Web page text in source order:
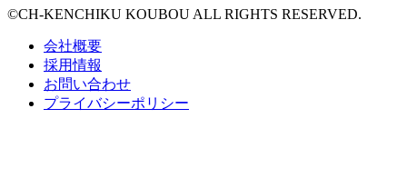
©CH-KENCHIKU KOUBOU ALL RIGHTS RESERVED.
会社概要
採用情報
お問い合わせ
プライバシーポリシー